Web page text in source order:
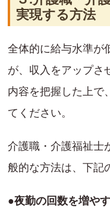
実現する方法
全体的に給与水準が
が、収入をアップさ
内容を把握した上で
てください。
介護職・介護福祉士
般的な方法は、下記
●夜勤の回数を増やす